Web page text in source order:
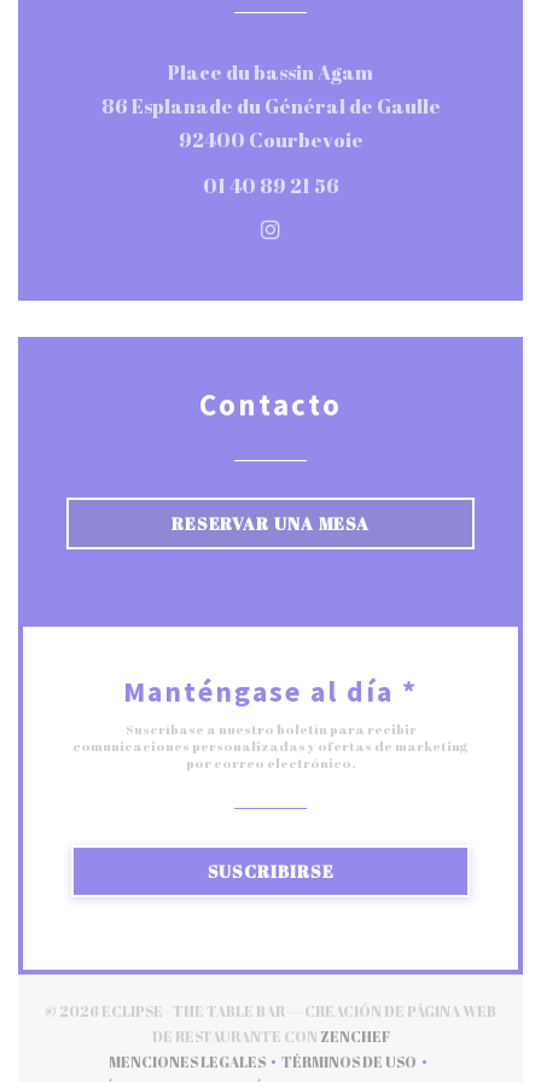
Place du bassin Agam
86 Esplanade du Général de Gaulle
92400 Courbevoie((abre en una
01 40 89 21 56
Instagram ((abre en una
Contacto
RESERVAR UNA MESA
Manténgase al día *
Suscríbase a nuestro boletín para recibir
comunicaciones personalizadas y ofertas de marketing
por correo electrónico.
SUSCRIBIRSE
© 2026 ECLIPSE - THE TABLE BAR — CREACIÓN DE PÁGINA WEB
DE RESTAURANTE CON ZENCHEF((ABRE EN UNA
MENCIONES LEGALES
((ABRE EN UNA NUEVA VENTANA))
TÉRMINOS DE USO
((ABRE EN UNA NUEVA